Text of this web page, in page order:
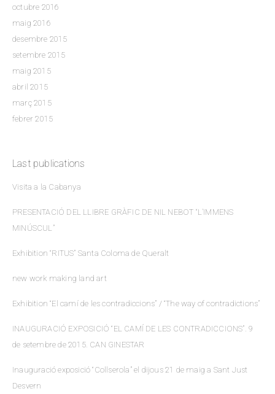
octubre 2016
maig 2016
desembre 2015
setembre 2015
maig 2015
abril 2015
març 2015
febrer 2015
Last publications
Visita a la Cabanya
PRESENTACIÓ DEL LLIBRE GRÀFIC DE NIL NEBOT “L’IMMENS
MINÚSCUL”
Exhibition “RITUS” Santa Coloma de Queralt
new work making land art
Exhibition “El camí de les contradiccions” / “The way of contradictions”
INAUGURACIÓ EXPOSICIÓ “EL CAMÍ DE LES CONTRADICCIONS”. 9
de setembre de 2015. CAN GINESTAR
Inauguració exposició “Collserola” el dijous 21 de maig a Sant Just
Desvern